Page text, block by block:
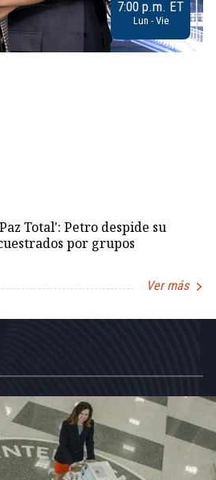
7:00 p.m. ET
Lun - Vie
Total': Petro despide su
por grupos
Ver más